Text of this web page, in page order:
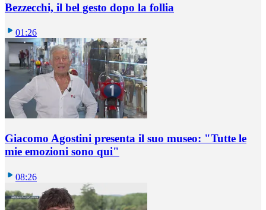
Bezzecchi, il bel gesto dopo la follia
01:26
Giacomo Agostini presenta il suo museo: "Tutte le
mie emozioni sono qui"
08:26